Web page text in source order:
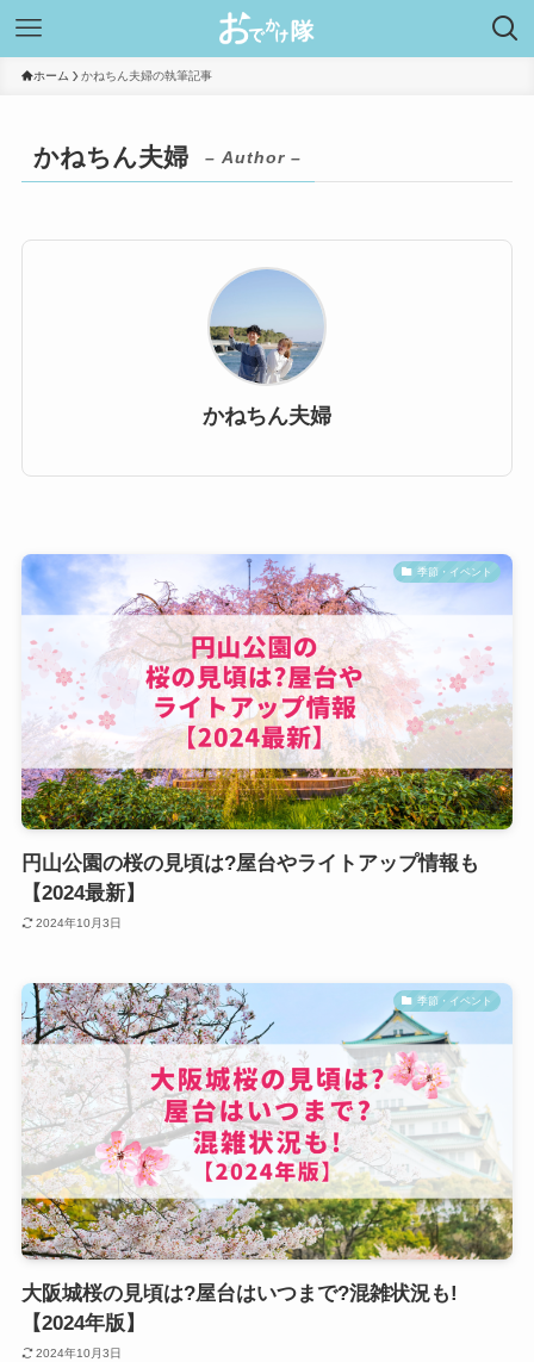
ホーム かねちん夫婦の執筆記事
かねちん夫婦 – Author –
かねちん夫婦
季節・イベント
円山公園の桜の見頃は?屋台やライトアップ情報も
【2024最新】
2024年10月3日
季節・イベント
大阪城桜の見頃は?屋台はいつまで?混雑状況も!
【2024年版】
2024年10月3日